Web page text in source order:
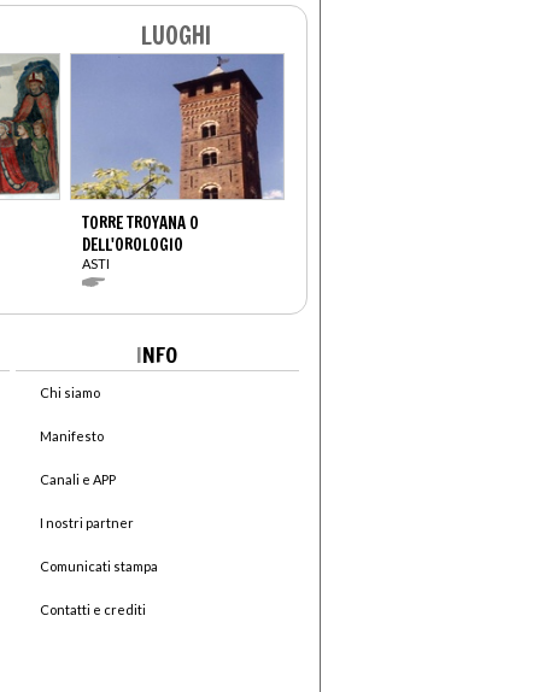
LUOGHI
TORRE TROYANA O
DELL'OROLOGIO
ASTI
INFO
Chi siamo
Manifesto
Canali e APP
I nostri partner
Comunicati stampa
Contatti e crediti